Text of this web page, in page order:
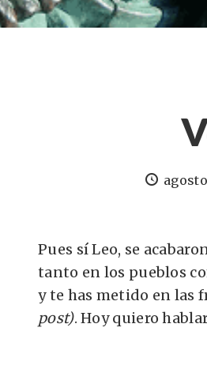
agosto
Pues sí Leo, se
tanto en los pueblos
y te has metido en las
post). Hoy quiero